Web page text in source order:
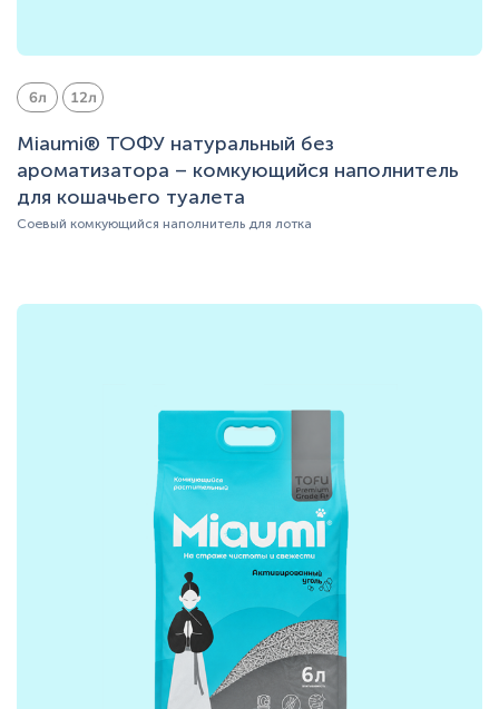
6л 12л
Miaumi® ТОФУ натуральный без
ароматизатора – комкующийся наполнитель
для кошачьего туалета
Соевый комкующийся наполнитель для лотка